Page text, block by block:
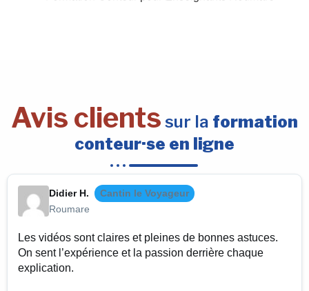
Avis clients sur la formation
conteur·se en ligne
Didier H.
Cantin le Voyageur
Roumare
Les vidéos sont claires et pleines de bonnes astuces.
On sent l’expérience et la passion derrière chaque
explication.